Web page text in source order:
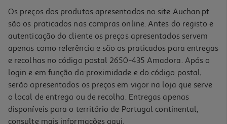
Os preços dos produtos apresentados no site Auchan.pt
são os praticados nas compras online. Antes do registo e
autenticação do cliente os preços apresentados servem
apenas como referência e são os praticados para entregas
e recolhas no código postal 2650-435 Amadora. Após o
login e em função da proximidade e do código postal,
serão apresentados os preços em vigor na loja que serve
o local de entrega ou de recolha. Entregas apenas
disponíveis para o território de Portugal continental,
consulte mais informações aqui.